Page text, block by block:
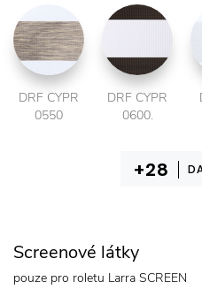
DRF CYPR
0550
DRF CYPR
0600.
Screenové látky
pouze pro roletu Larra SCREEN